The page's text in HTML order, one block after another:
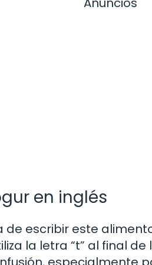
en inglés
de escribir este
la letra “t” al final